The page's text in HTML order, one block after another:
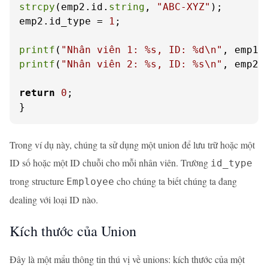
strcpy (emp2.id. string , "ABC-XYZ" );
emp2.id_type =
1 ;
printf ( "Nhân viên 1: %s, ID: %d\n"
printf ( "Nhân viên 2: %s, ID: %s\n" ,
return 0 ;
}
Trong ví dụ này, chúng ta sử dụng một union để lưu trữ hoặc một
ID số hoặc một ID chuỗi cho mỗi nhân viên. Trường id_type
trong structure Employee cho chúng ta biết chúng ta đang
dealing với loại ID nào.
Kích thước của Union
Đây là một mẩu thông tin thú vị về unions: kích thước của một